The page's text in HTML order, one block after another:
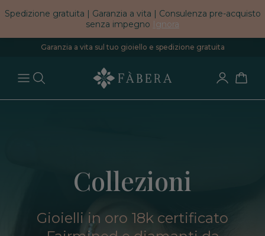
Spedizione gratuita | Garanzia a vita | Consulenza pre-acquisto
senza impegno Ignora
Garanzia a vita sul tuo gioiello e spedizione gratuita
Collezioni
Gioielli in oro 18k certificato